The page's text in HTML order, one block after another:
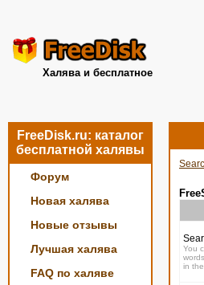
Халява и бесплатное
FreeDisk.ru: каталог
бесплатной халявы
Форум
Новая халява
Новые отзывы
Лучшая халява
FAQ по халяве
You
in